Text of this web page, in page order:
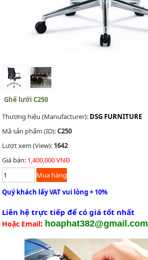
Ghế lưới C250
Thương hiệu (Manufacturer): DSG FURNITURE
Mã sản phẩm (ID):C250
Lượt xem (View): 1642
Giá bán: 1,400,000 VNĐ
Quý khách lấy VAT vui lòng + 10%
Liên hệ trực tiếp để có giá tốt nhất
Hoặc Email: hoaphat382@gmail.com